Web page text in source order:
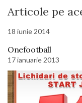
Articole pe
18 iunie 2014
Onefootball
17 ianuarie 2013